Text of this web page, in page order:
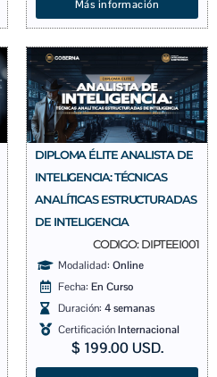
Más información
DIPLOMA ÉLITE ANALISTA DE
INTELIGENCIA: TÉCNICAS
ANALÍTICAS ESTRUCTURADAS
DE INTELIGENCIA
CODIGO: DIPTEEI001
Modalidad: Online
Fecha: En Curso
Duración: 4 semanas
CertificaciónInternacional
$ 199.00USD.